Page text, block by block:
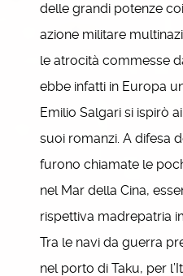
delle grandi potenze
azione militare
le atrocità commesse
ebbe infatti in Europa
Emilio Salgari si ispirò
suoi romanzi. A difesa
furono chiamate le
nel Mar della Cina,
rispettiva madrepatria
Tra le navi da guerra
nel porto di Taku, per